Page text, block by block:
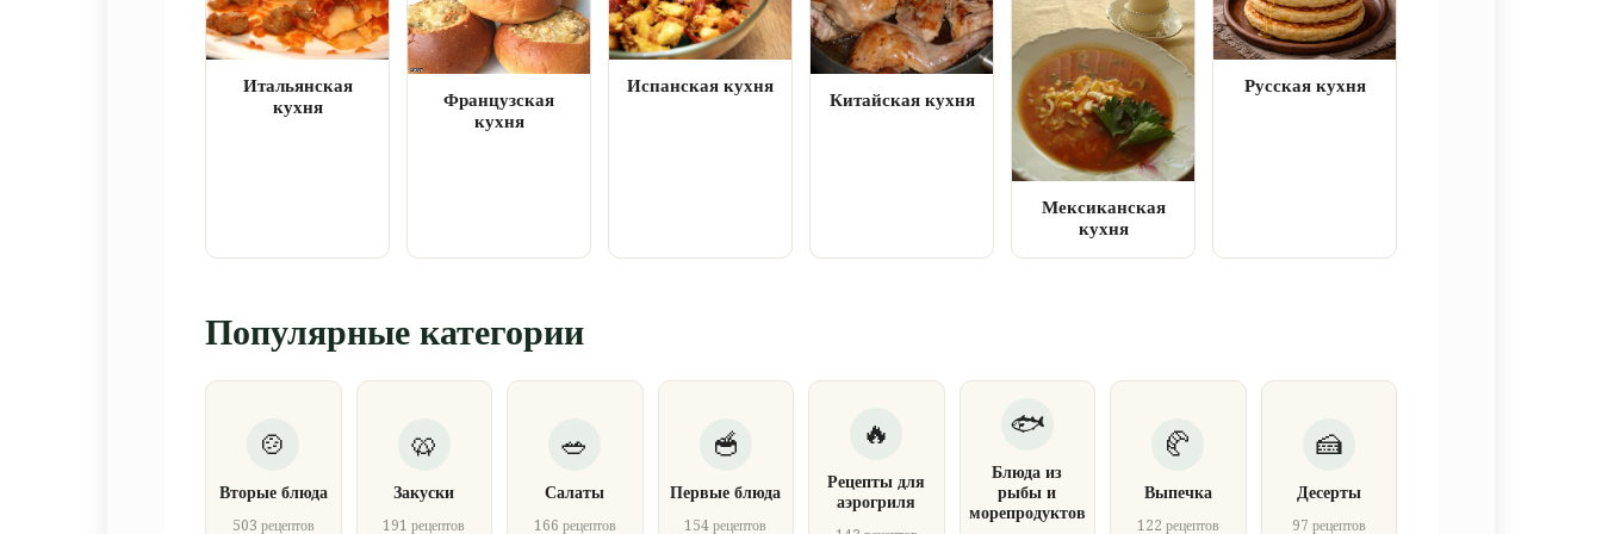
Итальянская
кухня
Французская
кухня
Испанская кухня
Китайская кухня
Мексиканская
кухня
Русская кухня
Популярные категории
Вторые блюда
503 рецептов
Закуски
191 рецептов
Салаты
166 рецептов
Первые блюда
154 рецептов
Рецепты для
аэрогриля
Блюда из
рыбы и
морепродуктов
Выпечка
122 рецептов
Десерты
97 рецептов